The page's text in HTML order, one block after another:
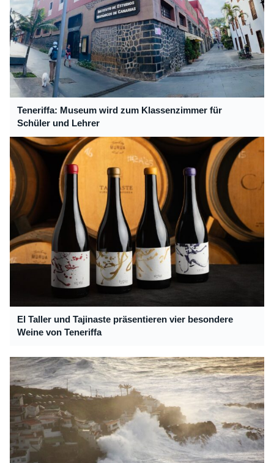
Teneriffa: Museum wird zum Klassenzimmer für
Schüler und Lehrer
El Taller und Tajinaste präsentieren vier besondere
Weine von Teneriffa